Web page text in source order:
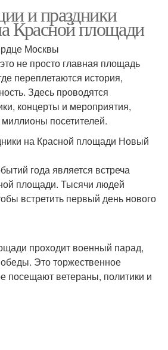
и праздники
Красной площади
Москвы
не просто главная площадь
переплетаются история,
Здесь проводятся
концерты и мероприятия,
посетителей.
на Красной площади Новый
года является встреча
площади. Тысячи людей
встретить первый день нового
проходит военный парад,
Это торжественное
посещают ветераны, политики и